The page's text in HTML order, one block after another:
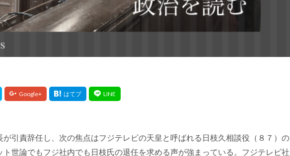
が引責辞任し、次の焦点はフジテレビの天皇と呼ばれる日枝久相談役（８７）の
世論でもフジ社内でも日枝氏の退任を求める声が強まっている。フジテレビ社